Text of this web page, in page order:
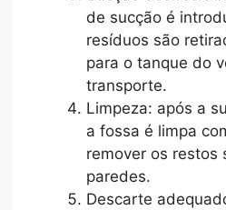
de sucção é
resíduos são
para o tanque do
transporte.
Limpeza: após a
a fossa é limpa
remover os restos
paredes.
Descarte